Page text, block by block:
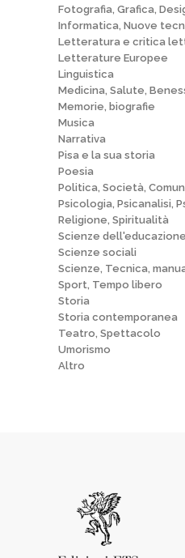
Fotografia, Grafica,
Informatica, Nuove
Letteratura e critica
Letterature Europee
Linguistica
Medicina, Salute,
Memorie, biografie
Musica
Narrativa
Pisa e la sua storia
Poesia
Politica, Società,
Psicologia, Psicanalisi,
Religione, Spiritualità
Scienze dell'educazione
Scienze sociali
Scienze, Tecnica,
Sport, Tempo libero
Storia
Storia contemporanea
Teatro, Spettacolo
Umorismo
Altro